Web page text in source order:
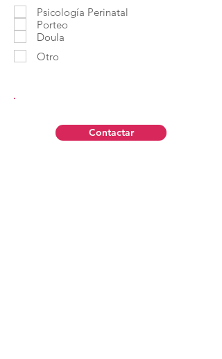
Psicología Perinatal
Porteo
Doula
Otro
Contactar